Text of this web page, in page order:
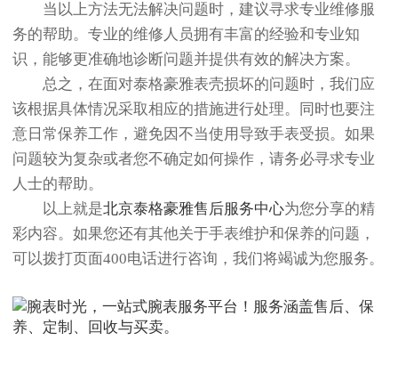
当以上方法无法解决问题时，建议寻求专业维修服
务的帮助。专业的维修人员拥有丰富的经验和专业知
识，能够更准确地诊断问题并提供有效的解决方案。
总之，在面对泰格豪雅表壳损坏的问题时，我们应
该根据具体情况采取相应的措施进行处理。同时也要注
意日常保养工作，避免因不当使用导致手表受损。如果
问题较为复杂或者您不确定如何操作，请务必寻求专业
人士的帮助。
以上就是北京泰格豪雅售后服务中心为您分享的精
彩内容。如果您还有其他关于手表维护和保养的问题，
可以拨打页面400电话进行咨询，我们将竭诚为您服务。